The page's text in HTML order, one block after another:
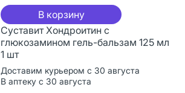
В корзину
Суставит Хондроитин с
глюкозамином гель-бальзам 125 мл
1 шт
Доставим курьером с 30 августа
В аптеку с 30 августа